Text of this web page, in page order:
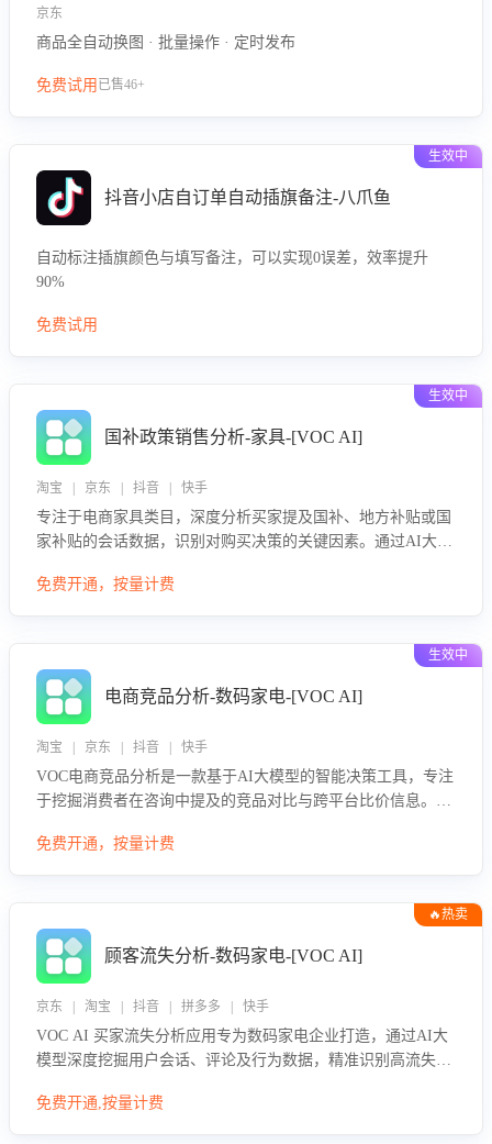
京东
商品全自动换图 · 批量操作 · 定时发布
免费试用 已售46+
生效中
抖音小店自订单自动插旗备注-八爪鱼
自动标注插旗颜色与填写备注，可以实现0误差，效率提升
90%
免费试用
生效中
国补政策销售分析-家具-[VOC AI]
淘宝 | 京东 | 抖音 | 快手
专注于电商家具类目，深度分析买家提及国补、地方补贴或国
家补贴的会话数据，识别对购买决策的关键因素。通过AI大模
略，助力商家利用国补政策提升GMV。
免费开通，按量计费
生效中
电商竞品分析-数码家电-[VOC AI]
淘宝 | 京东 | 抖音 | 快手
VOC电商竞品分析是一款基于AI大模型的智能决策工具，专注
于挖掘消费者在咨询中提及的竞品对比与跨平台比价信息。该
息，进行多维度交叉对比，并分析消费者的比价行为。通过提
免费开通，按量计费
🔥热卖
顾客流失分析-数码家电-[VOC AI]
京东 | 淘宝 | 抖音 | 拼多多 | 快手
VOC AI 买家流失分析应用专为数码家电企业打造，通过AI大
模型深度挖掘用户会话、评论及行为数据，精准识别高流失风
迟、竞品价格冲击等。系统自动输出可落地的挽回策略，迅速
免费开通,按量计费